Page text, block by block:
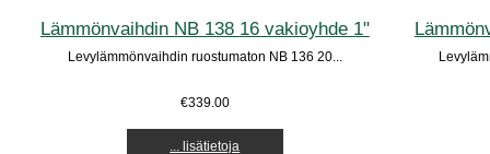
Lämmönvaihdin NB 138 16 vakioyhde 1"
Levylämmönvaihdin ruostumaton NB 136 20...
€339.00
... lisätietoja